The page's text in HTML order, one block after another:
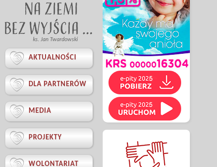
ks. Jan Twardowski
 AKTUALNOŚCI
 DLA PARTNERÓW
 MEDIA
 PROJEKTY
WOLONTARIAT